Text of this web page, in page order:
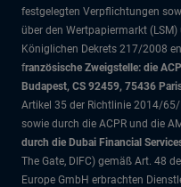
festgelegten Verpflichtungen
über den Wertpapiermarkt
Königlichen Dekrets 217/2008
französische Zweigstelle: die
Budapest, CS 92459, 75436
Artikel 35 der Richtlinie 2014/
sowie durch die ACPR und die
durch die Dubai Financial
The Gate, DIFC) gemäß Art. 48
Europe GmbH erbrachten